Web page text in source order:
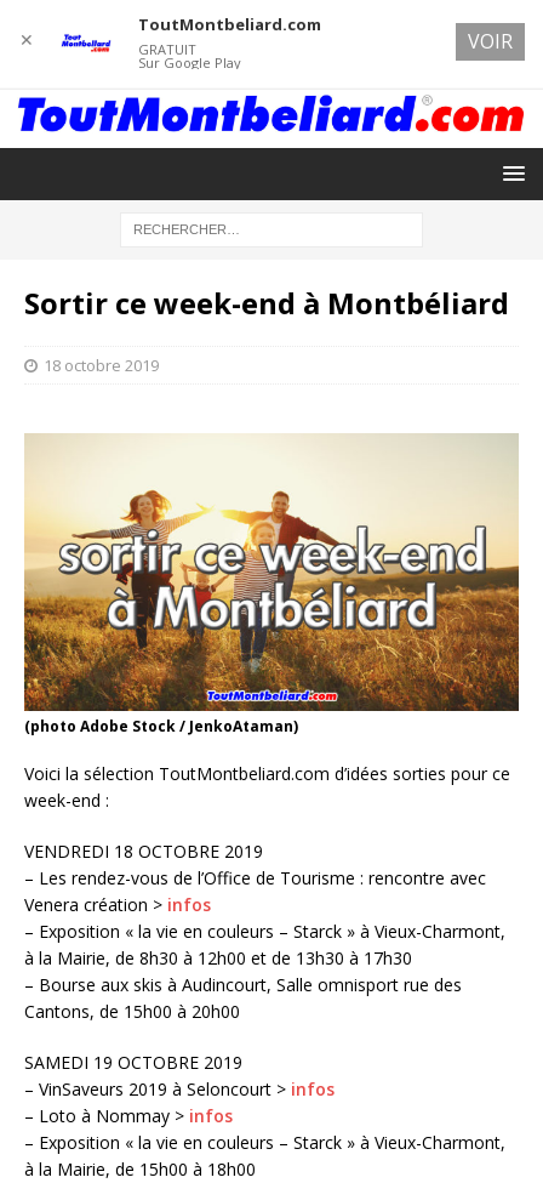
Sortir ce week-end à Montbéliard
18 octobre 2019
(photo Adobe Stock / JenkoAtaman)
Voici la sélection ToutMontbeliard.com d’idées sorties pour ce
week-end :
VENDREDI 18 OCTOBRE 2019
– Les rendez-vous de l’Office de Tourisme : rencontre avec
Venera création > infos
– Exposition « la vie en couleurs – Starck » à Vieux-Charmont,
à la Mairie, de 8h30 à 12h00 et de 13h30 à 17h30
– Bourse aux skis à Audincourt, Salle omnisport rue des
Cantons, de 15h00 à 20h00
SAMEDI 19 OCTOBRE 2019
– VinSaveurs 2019 à Seloncourt > infos
– Loto à Nommay > infos
– Exposition « la vie en couleurs – Starck » à Vieux-Charmont,
à la Mairie, de 15h00 à 18h00
✕
ToutMontbeliard.com
GRATUIT
Sur Google Play
VOIR